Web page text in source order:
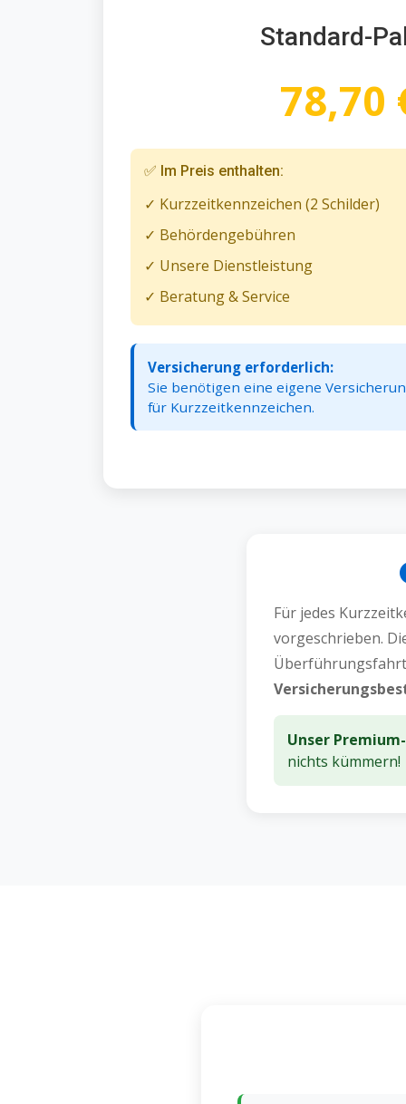
Standard-
78,70
✅ Im Preis enthalten:
✓ Kurzzeitkennzeichen (2 Schilder)
✓ Behördengebühren
✓ Unsere Dienstleistung
✓ Beratung & Service
Versicherung erforderlich:
Sie benötigen eine eigene
für Kurzzeitkennzeichen.
Für jedes
vorgeschrieben.
Unser
nichts kümmern!